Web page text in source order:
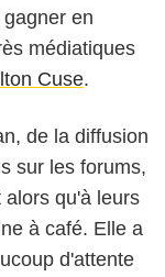
en
médiatiques
Cuse.
de la diffusion
sur les forums,
alors qu'à leurs
à café. Elle a
d'attente